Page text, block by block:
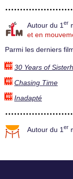
Autour du 1 er
et en
Parmi les derniers
30 Years of
Chasing Time
Inadapté
Autour du 1 er